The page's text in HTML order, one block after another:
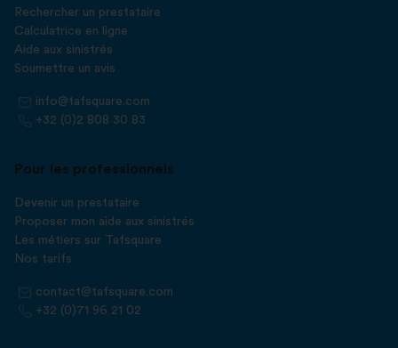
Rechercher un prestataire
Calculatrice en ligne
Aide aux sinistrés
Soumettre un avis
info@tafsquare.com
+32 (0)2 808 30 83
Pour les professionnels
Devenir un prestataire
Proposer mon aide aux sinistrés
Les métiers sur Tafsquare
Nos tarifs
contact@tafsquare.com
+32 (0)71 96 21 02